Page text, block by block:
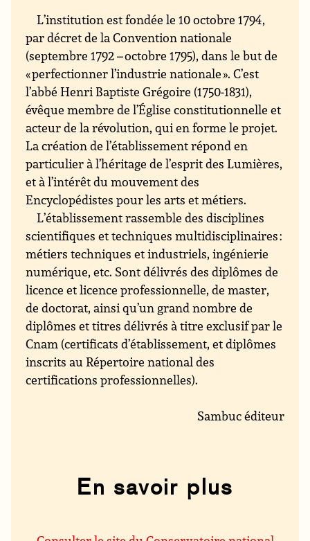
L’institution est fondée le 10 octobre 1794,
par décret de la Convention nationale
(septembre 1792 – octobre 1795), dans le but de
« perfectionner l’industrie nationale ». C’est
l’abbé Henri Baptiste Grégoire (1750-1831),
évêque membre de l’Église constitutionnelle et
acteur de la révolution, qui en forme le projet.
La création de l’établissement répond en
particulier à l’héritage de l’esprit des Lumières,
et à l’intérêt du mouvement des
Encyclopédistes pour les arts et métiers.
L’établissement rassemble des disciplines
scientifiques et techniques multidisciplinaires :
métiers techniques et industriels, ingénierie
numérique, etc. Sont délivrés des diplômes de
licence et licence professionnelle, de master,
de doctorat, ainsi qu’un grand nombre de
diplômes et titres délivrés à titre exclusif par le
Cnam (certificats d’établissement, et diplômes
inscrits au Répertoire national des
certifications professionnelles).
Sambuc éditeur
En savoir plus